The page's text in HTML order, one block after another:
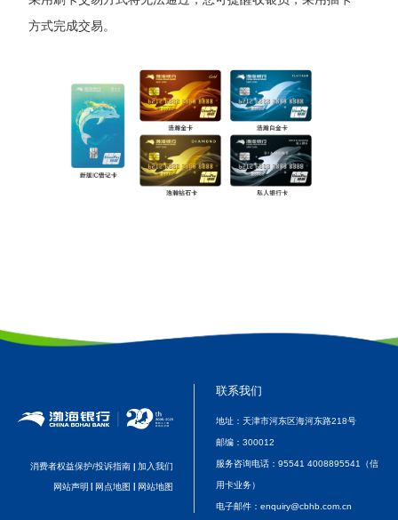
方式完成交易。
消费者权益保护/投诉指南 加入我们
网站声明 网点地图 网站地图
联系我们
地址：天津市河东区海河东路218号
邮编： 300012
服务咨询电话： 95541 4008895541（信
用卡业务）
电子邮件： enquiry@cbhb.com.cn